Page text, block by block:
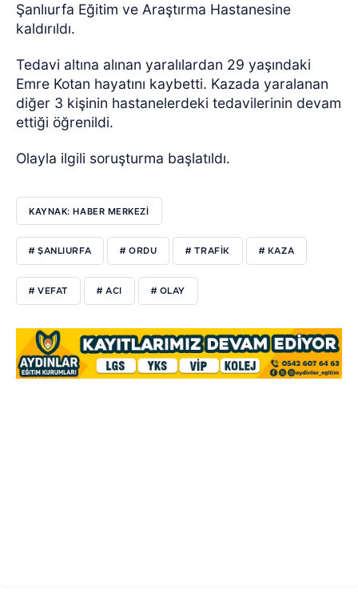
Şanlıurfa Eğitim ve Araştırma Hastanesine
kaldırıldı.
Tedavi altına alınan yaralılardan 29 yaşındaki
Emre Kotan hayatını kaybetti. Kazada yaralanan
diğer 3 kişinin hastanelerdeki tedavilerinin devam
ettiği öğrenildi.
Olayla ilgili soruşturma başlatıldı.
KAYNAK: HABER MERKEZİ
# ŞANLIURFA # ORDU # TRAFİK # KAZA
# VEFAT # ACI # OLAY